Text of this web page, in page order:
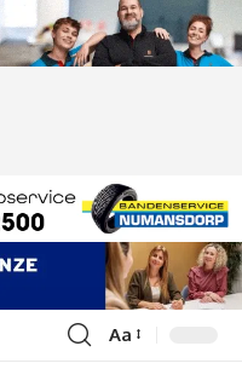
Lettergrootte
Aa